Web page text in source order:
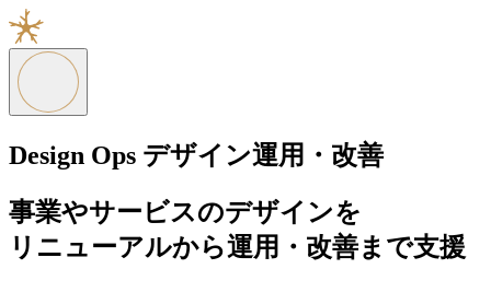
Design Ops デザイン運用・改善
事業やサービスのデザインを
リニューアルから運用・改善まで支援